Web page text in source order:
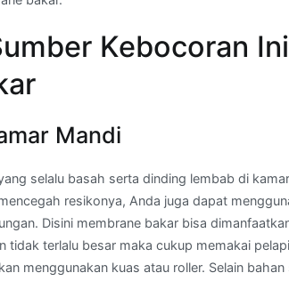
Kebocoran
Mandi
selalu basah serta dinding lembab di
resikonya, Anda juga dapat
Disini membrane bakar bisa
tidak terlalu besar maka cukup memakai
menggunakan kuas atau roller. Selain